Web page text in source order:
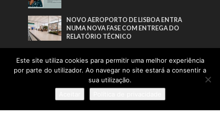
NOVO AEROPORTO DE LISBOA ENTRA
NUMA NOVA FASE COM ENTREGA DO
RELATÓRIO TÉCNICO
REFERÊNCIA NACIONAL E
INTERNACIONAL NA QUALIFICAÇÃO
PARA A CERÂMICA E O VIDRO”
Este site utiliza cookies para permitir uma melhor experiência
por parte do utilizador. Ao navegar no site estará a consentir a
sua utilização.